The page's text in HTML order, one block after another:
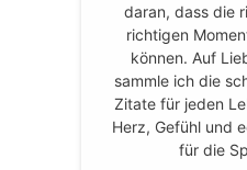
daran, dass die
richtigen
können. Auf
sammle ich die
Zitate für jeden
Herz, Gefühl und
für die